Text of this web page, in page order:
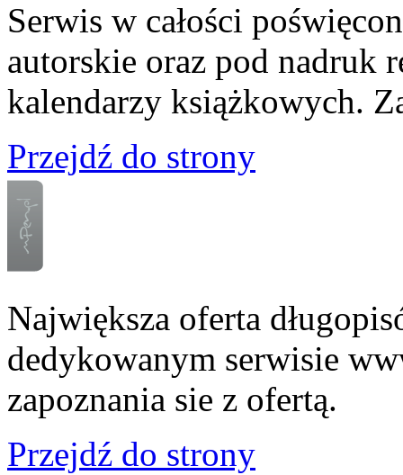
Serwis w całości
autorskie oraz pod nadruk
kalendarzy książkowych.
Przejdź do strony
Największa oferta
dedykowanym serwisie
zapoznania sie z ofertą.
Przejdź do strony